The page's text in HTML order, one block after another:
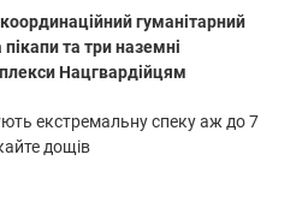
гуманітарний
та три наземні
Нацгвардійцям
екстремальну спеку аж до 7
дощів